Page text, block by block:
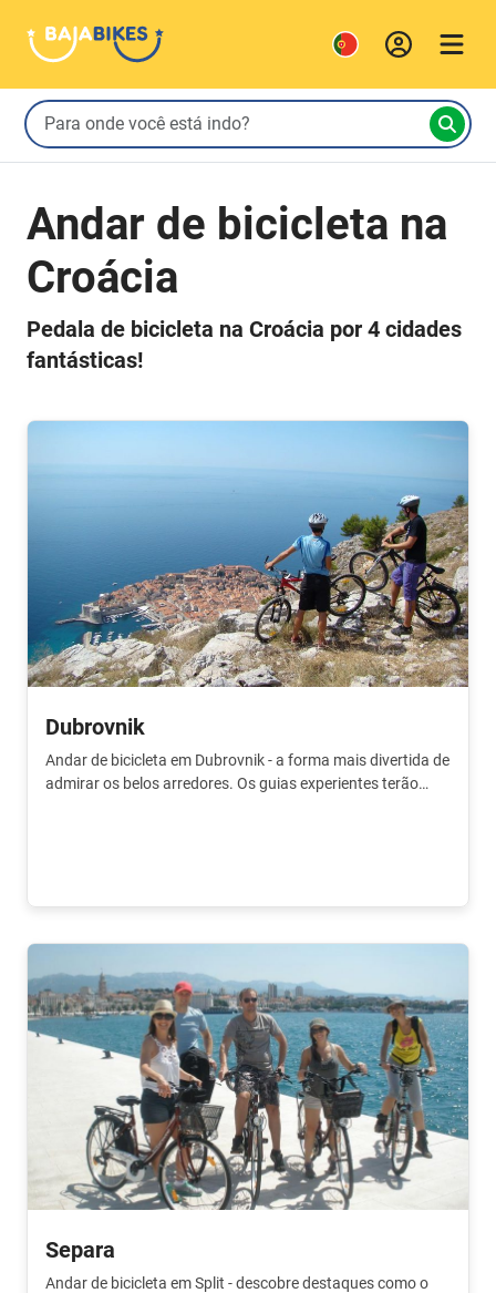
Andar de bicicleta na
Croácia
Pedala de bicicleta na Croácia por 4 cidades
fantásticas!
Dubrovnik
Andar de bicicleta em Dubrovnik - a forma mais divertida de
admirar os belos arredores. Os guias experientes terão
Separa
Andar de bicicleta em Split - descobre destaques como o